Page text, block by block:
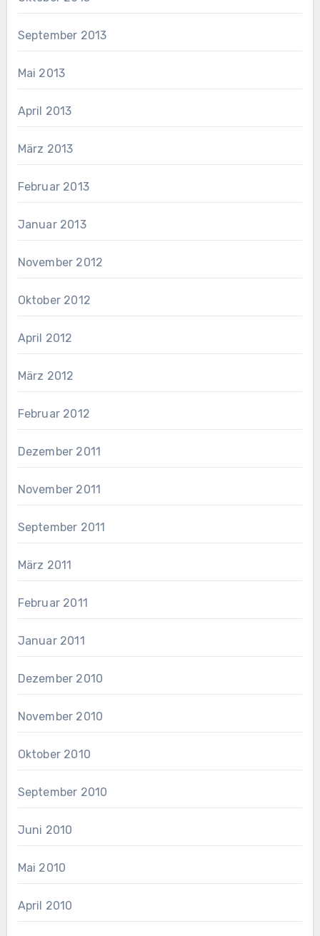
September 2013
Mai 2013
April 2013
März 2013
Februar 2013
Januar 2013
November 2012
Oktober 2012
April 2012
März 2012
Februar 2012
Dezember 2011
November 2011
September 2011
März 2011
Februar 2011
Januar 2011
Dezember 2010
November 2010
Oktober 2010
September 2010
Juni 2010
Mai 2010
April 2010